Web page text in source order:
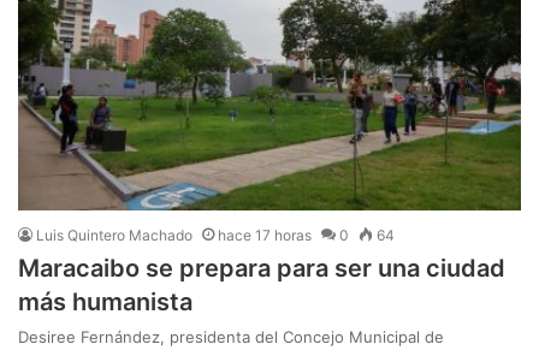
Luis Quintero Machado hace 17 horas 0 64
Maracaibo se prepara para ser una ciudad
más humanista
Desiree Fernández, presidenta del Concejo Municipal de